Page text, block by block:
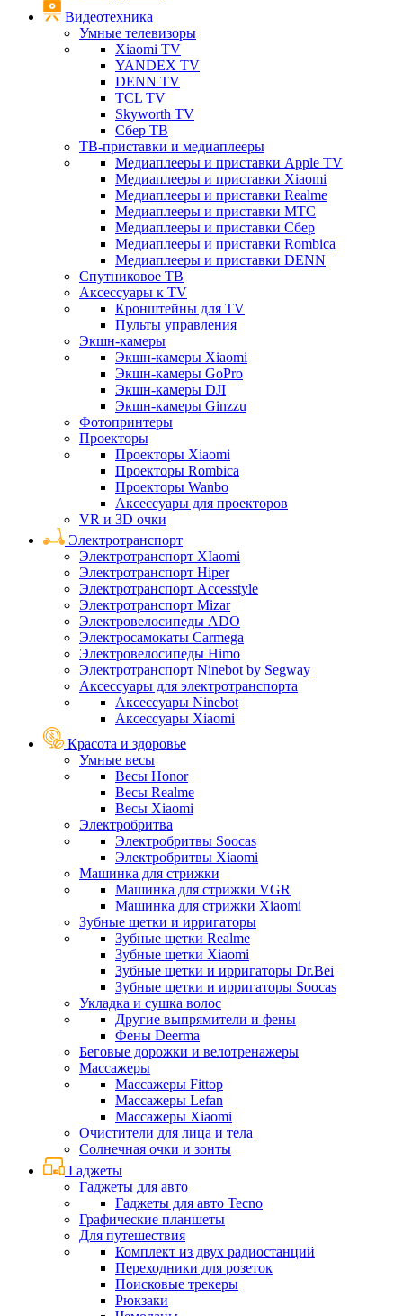
Видеотехника
Умные телевизоры
Xiaomi TV
YANDEX TV
DENN TV
TCL TV
Skyworth TV
Сбер ТВ
ТВ-приставки и медиаплееры
Медиаплееры и приставки Apple TV
Медиаплееры и приставки Xiaomi
Медиаплееры и приставки Realme
Медиаплееры и приставки МТС
Медиаплееры и приставки Сбер
Медиаплееры и приставки Rombica
Медиаплееры и приставки DENN
Спутниковое ТВ
Аксессуары к TV
Кронштейны для TV
Пульты управления
Экшн-камеры
Экшн-камеры Xiaomi
Экшн-камеры GoPro
Экшн-камеры DJI
Экшн-камеры Ginzzu
Фотопринтеры
Проекторы
Проекторы Xiaomi
Проекторы Rombica
Проекторы Wanbo
Аксессуары для проекторов
VR и 3D очки
Электротранспорт
Электротранспорт XIaomi
Электротранспорт Hiper
Электротранспорт Accesstyle
Электротранспорт Mizar
Электровелосипеды ADO
Электросамокаты Carmega
Электровелосипеды Himo
Электротранспорт Ninebot by Segway
Аксессуары для электротранспорта
Аксессуары Ninebot
Аксессуары Xiaomi
Красота и здоровье
Умные весы
Весы Honor
Весы Realme
Весы Xiaomi
Электробритва
Электробритвы Soocas
Электробритвы Xiaomi
Машинка для стрижки
Машинка для стрижки VGR
Машинка для стрижки Xiaomi
Зубные щетки и ирригаторы
Зубные щетки Realme
Зубные щетки Xiaomi
Зубные щетки и ирригаторы Dr.Bei
Зубные щетки и ирригаторы Soocas
Укладка и сушка волос
Другие выпрямители и фены
Фены Deerma
Беговые дорожки и велотренажеры
Массажеры
Массажеры Fittop
Массажеры Lefan
Массажеры Xiaomi
Очистители для лица и тела
Солнечная очки и зонты
Гаджеты
Гаджеты для авто
Гаджеты для авто Tecno
Графические планшеты
Для путешествия
Комплект из двух радиостанций
Переходники для розеток
Поисковые трекеры
Рюкзаки